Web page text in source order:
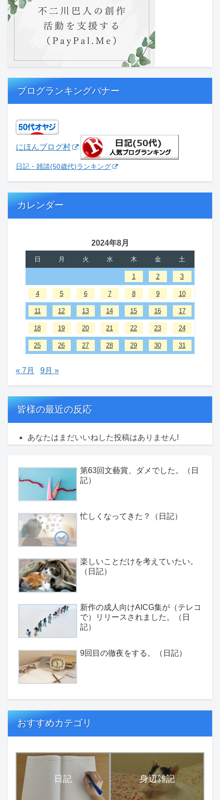
ブログランキングバナー
にほんブログ村
日記・雑談(50歳代)ランキング
カレンダー
2024年8月
日 月 火 水 木 金 土
1 2 3
4 5 6 7 8 9 10
11 12 13 14 15 16 17
18 19 20 21 22 23 24
25 26 27 28 29 30 31
« 7月 9月 »
皆様の最近の反応
あなたはまだいいねした投稿はありません!
第63回文藝賞、ダメでした。（日
記）
忙しくなってきた？（日記）
楽しいことだけを考えていたい。
（日記）
新作の成人向けAICG集が（テレコ
で）リリースされました。（日
記）
9回目の徹夜をする。（日記）
おすすめカテゴリ
日記 身辺雑記